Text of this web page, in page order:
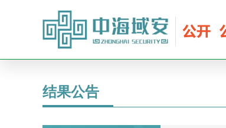
结果公告